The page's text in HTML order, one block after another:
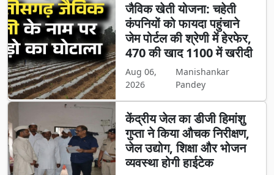
जैविक खेती योजना: चहेती
कंपनियों को फायदा पहुंचाने
जेम पोर्टल की श्रेणी में हेरफेर,
470 की खाद 1100 में खरीदी
Aug 06,
2026
Manishankar
Pandey
केंद्रीय जेल का डीजी हिमांशु
गुप्ता ने किया औचक निरीक्षण,
जेल उद्योग, शिक्षा और भोजन
व्यवस्था होगी हाईटेक